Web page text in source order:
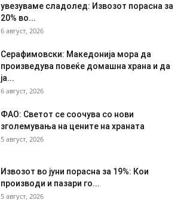
увезуваме сладолед: Извозот порасна за
20% во...
6 август, 2026
Серафимовски: Македонија мора да
произведува повеќе домашна храна и да
ја...
6 август, 2026
ФАО: Светот се соочува со нови
зголемувања на цените на храната
5 август, 2026
Извозот во јуни порасна за 19%: Кои
производи и пазари го...
5 август, 2026